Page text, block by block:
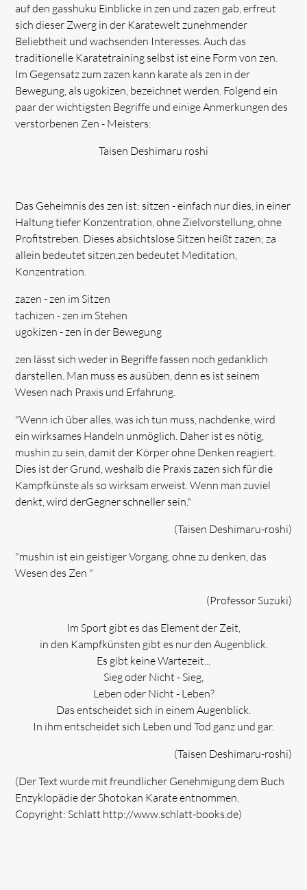
auf den gasshuku Einblicke in zen und zazen gab, erfreut
sich dieser Zwerg in der Karatewelt zunehmender
Beliebtheit und wachsenden Interesses. Auch das
traditionelle Karatetraining selbst ist eine Form von zen.
Im Gegensatz zum zazen kann karate als zen in der
Bewegung, als ugokizen, bezeichnet werden. Folgend ein
paar der wichtigsten Begriffe und einige Anmerkungen des
verstorbenen Zen - Meisters:
Taisen Deshimaru roshi
Das Geheimnis des zen ist: sitzen - einfach nur dies, in einer
Haltung tiefer Konzentration, ohne Zielvorstellung, ohne
Profitstreben. Dieses absichtslose Sitzen heißt zazen; za
allein bedeutet sitzen,zen bedeutet Meditation,
Konzentration.
zazen - zen im Sitzen
tachizen - zen im Stehen
ugokizen - zen in der Bewegung
zen lässt sich weder in Begriffe fassen noch gedanklich
darstellen. Man muss es ausüben, denn es ist seinem
Wesen nach Praxis und Erfahrung.
"Wenn ich über alles, was ich tun muss, nachdenke, wird
ein wirksames Handeln unmöglich. Daher ist es nötig,
mushin zu sein, damit der Körper ohne Denken reagiert.
Dies ist der Grund, weshalb die Praxis zazen sich für die
Kampfkünste als so wirksam erweist. Wenn man zuviel
denkt, wird derGegner schneller sein."
(Taisen Deshimaru-roshi)
"mushin ist ein geistiger Vorgang, ohne zu denken, das
Wesen des Zen "
(Professor Suzuki)
Im Sport gibt es das Element der Zeit,
in den Kampfkünsten gibt es nur den Augenblick.
Es gibt keine Wartezeit...
Sieg oder Nicht - Sieg,
Leben oder Nicht - Leben?
Das entscheidet sich in einem Augenblick.
In ihm entscheidet sich Leben und Tod ganz und gar.
(Taisen Deshimaru-roshi)
(Der Text wurde mit freundlicher Genehmigung dem Buch
Enzyklopädie der Shotokan Karate entnommen.
Copyright: Schlatt http://www.schlatt-books.de)